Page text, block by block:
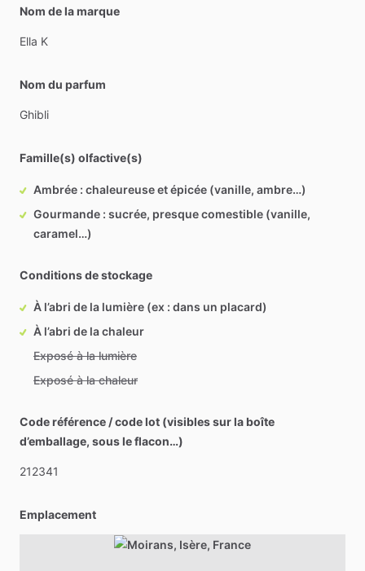
Nom de la marque
Ella K
Nom du parfum
Ghibli
Famille(s) olfactive(s)
Ambrée : chaleureuse et épicée (vanille, ambre…)
Gourmande : sucrée, presque comestible (vanille,
caramel…)
Conditions de stockage
À l’abri de la lumière (ex : dans un placard)
À l’abri de la chaleur
Exposé à la lumière
Exposé à la chaleur
Code référence / code lot (visibles sur la boîte
d’emballage, sous le flacon…)
212341
Emplacement